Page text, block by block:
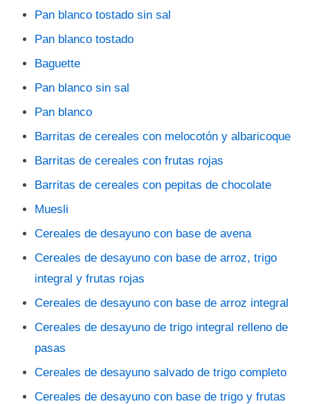
Pan blanco tostado sin sal
Pan blanco tostado
Baguette
Pan blanco sin sal
Pan blanco
Barritas de cereales con melocotón y albaricoque
Barritas de cereales con frutas rojas
Barritas de cereales con pepitas de chocolate
Muesli
Cereales de desayuno con base de avena
Cereales de desayuno con base de arroz, trigo
integral y frutas rojas
Cereales de desayuno con base de arroz integral
Cereales de desayuno de trigo integral relleno de
pasas
Cereales de desayuno salvado de trigo completo
Cereales de desayuno con base de trigo y frutas